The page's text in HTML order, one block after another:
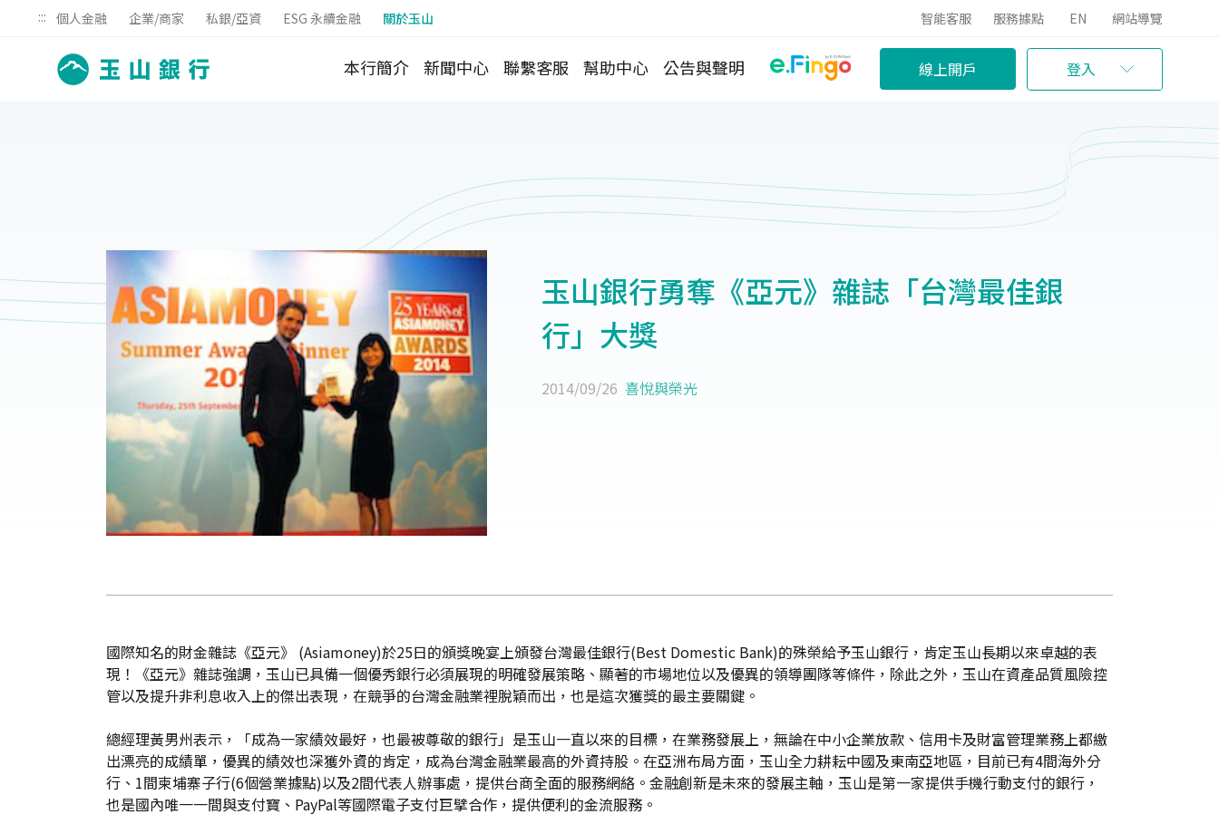
::: 個人金融 企業/商家 私銀/亞資 ESG 永續金融 關於玉山 智能客服 服務據點 EN 網站導覽
本行簡介 新聞中心 聯繫客服 幫助中心 公告與聲明 線上開戶 登入
玉山銀行勇奪《亞元》雜誌「台灣最佳銀
行」大獎
2014/09/26 喜悅與榮光
國際知名的財金雜誌《亞元》 (Asiamoney)於25日的頒獎晚宴上頒發台灣最佳銀行(Best Domestic Bank)的殊榮給予玉山銀行，肯定玉山長期以來卓越的表
現！《亞元》雜誌強調，玉山已具備一個優秀銀行必須展現的明確發展策略、顯著的市場地位以及優異的領導團隊等條件，除此之外，玉山在資產品質風險控
管以及提升非利息收入上的傑出表現，在競爭的台灣金融業裡脫穎而出，也是這次獲獎的最主要關鍵。
總經理黃男州表示，「成為一家績效最好，也最被尊敬的銀行」是玉山一直以來的目標，在業務發展上，無論在中小企業放款、信用卡及財富管理業務上都繳
出漂亮的成績單，優異的績效也深獲外資的肯定，成為台灣金融業最高的外資持股。在亞洲布局方面，玉山全力耕耘中國及東南亞地區，目前已有4間海外分
行、1間柬埔寨子行(6個營業據點)以及2間代表人辦事處，提供台商全面的服務網絡。金融創新是未來的發展主軸，玉山是第一家提供手機行動支付的銀行，
也是國內唯一一間與支付寶、PayPal等國際電子支付巨擘合作，提供便利的金流服務。